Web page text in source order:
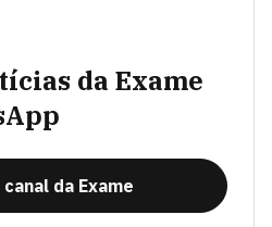
da Exame
da Exame